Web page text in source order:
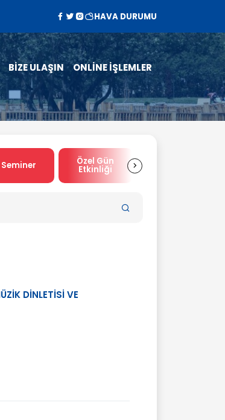
HAVA DURUMU
BİZE ULAŞIN ONLİNE İŞLEMLER
Seminer Özel Gün
Etkinliği
DİNLETİSİ VE